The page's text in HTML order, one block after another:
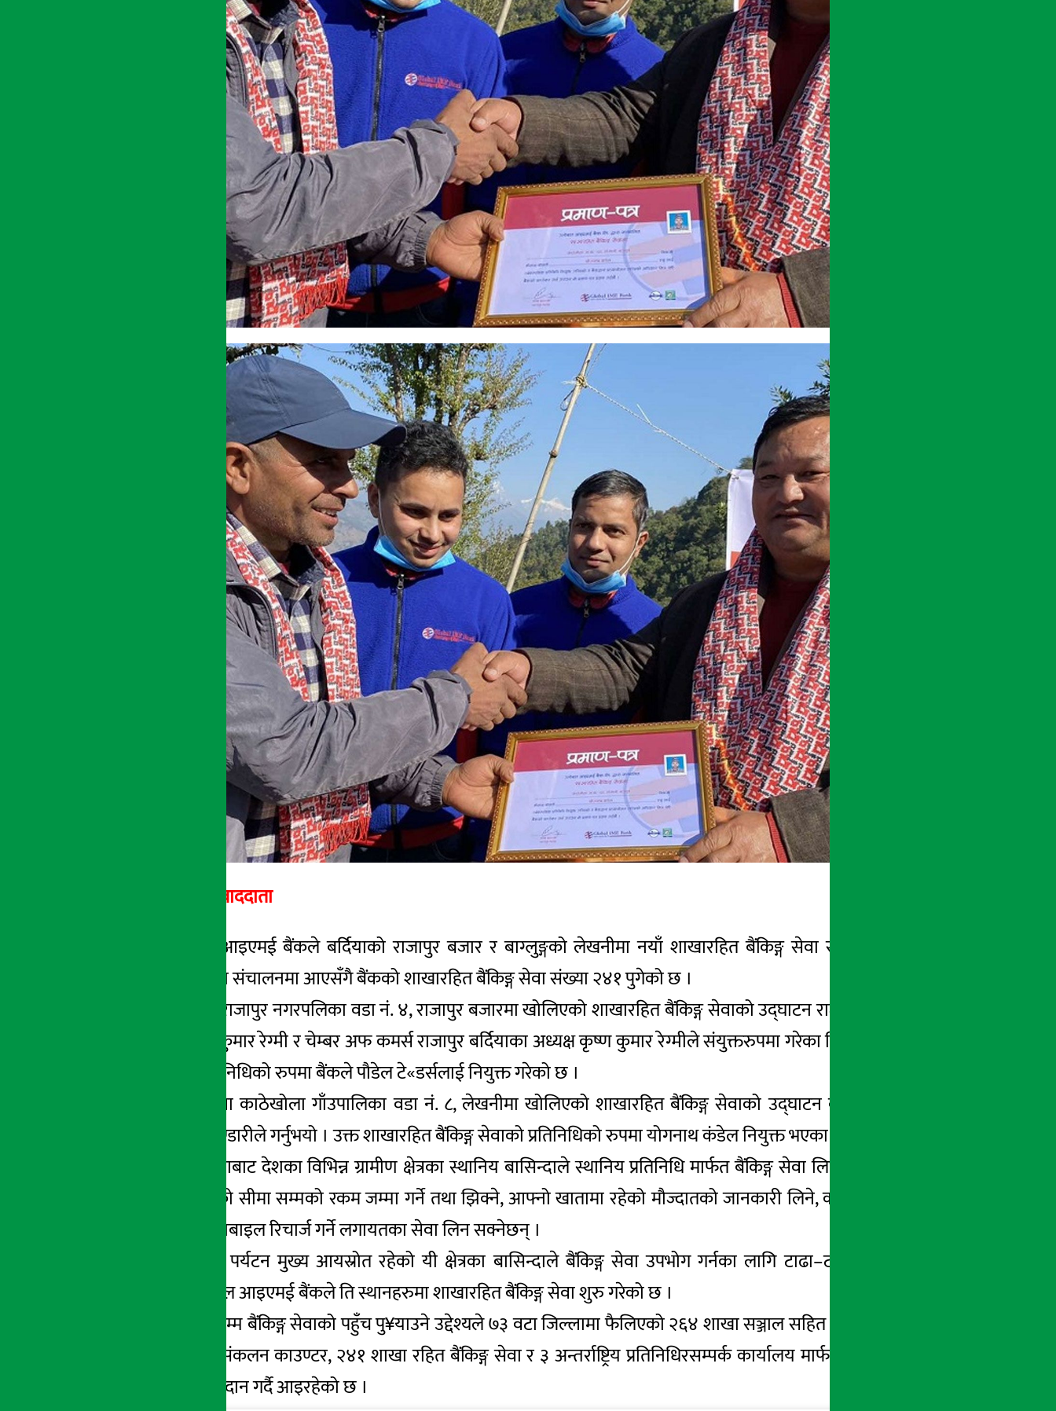
अर्थ सरोकार सम्बाददाता
काठमाडौं । ग्लोबल आइएमई बैंकले बर्दियाको राजापुर बजार र बाग्लुङ्गको लेखनीमा नयाँ शाखारहित बैंकिङ्ग सेवा सञ्चालनमा ल्याएको छ । यी
शाखारहित बैंकिङ्ग सेवा संचालनमा आएसँगै बैंकको शाखारहित बैंकिङ्ग सेवा संख्या २४१ पुगेको छ ।
बैंकले बर्दिया जिल्ला राजापुर नगरपलिका वडा नं. ४, राजापुर बजारमा खोलिएको शाखारहित बैंकिङ्ग सेवाको उद्घाटन राजापुर नगरपलिका वडा नं। ४
का वडा अध्यक्ष रमन कुमार रेग्मी र चेम्बर अफ कमर्स राजापुर बर्दियाका अध्यक्ष कृष्ण कुमार रेग्मीले संयुक्तरुपमा गरेका थिए । उक्त शाखारहित बैंकिङ्ग
सेवाको संस्थागत प्रतिनिधिको रुपमा बैंकले पौडेल टे«डर्सलाई नियुक्त गरेको छ ।
यसैगरी बाग्लुङ्ग जिल्ला काठेखोला गाँउपालिका वडा नं. ८, लेखनीमा खोलिएको शाखारहित बैंकिङ्ग सेवाको उद्घाटन बाग्लुङ्ग चेम्बर अफ कमर्सका
अध्यक्ष युवराज राजभण्डारीले गर्नुभयो । उक्त शाखारहित बैंकिङ्ग सेवाको प्रतिनिधिको रुपमा योगनाथ कंडेल नियुक्त भएका छन् ।
शाखारहित बैंकिङ्ग सेवाबाट देशका विभिन्न ग्रामीण क्षेत्रका स्थानिय बासिन्दाले स्थानिय प्रतिनिधि मार्फत बैंकिङ्ग सेवा लिन सक्नेछन् । यसबाट निक्षेप
खाता खोल्ने, तोकिएको सीमा सम्मको रकम जम्मा गर्ने तथा झिक्ने, आफ्नो खातामा रहेको मौज्दातको जानकारी लिने, कर्जाको व्याज भुक्तानी गर्नेको
महसुल भुक्तानी गर्ने, मोबाइल रिचार्ज गर्ने लगायतका सेवा लिन सक्नेछन् ।
कृषि, रेमिट्यान्स तथा पर्यटन मुख्य आयस्रोत रहेको यी क्षेत्रका बासिन्दाले बैंकिङ्ग सेवा उपभोग गर्नका लागि टाढा–टाढासम्म पुग्नुपर्ने बाध्यतालाई
हटाउनको लागि ग्लोबल आइएमई बैंकले ति स्थानहरुमा शाखारहित बैंकिङ्ग सेवा शुरु गरेको छ ।
बैंकले सबै क्षेत्र र वर्गसम्म बैंकिङ्ग सेवाको पहुँच पु¥याउने उद्देश्यले ७३ वटा जिल्लामा फैलिएको २६४ शाखा सञ्जाल सहित २३९ एटिएम, ४७ एक्सटेन्सन
काउण्टर तथा राजश्व संकलन काउण्टर, २४१ शाखा रहित बैंकिङ्ग सेवा र ३ अन्तर्राष्ट्रिय प्रतिनिधिरसम्पर्क कार्यालय मार्फत आफ्ना २१ लाखभन्दा बढि
ग्राहकहरु माझ सेवा प्रदान गर्दै आइरहेको छ ।